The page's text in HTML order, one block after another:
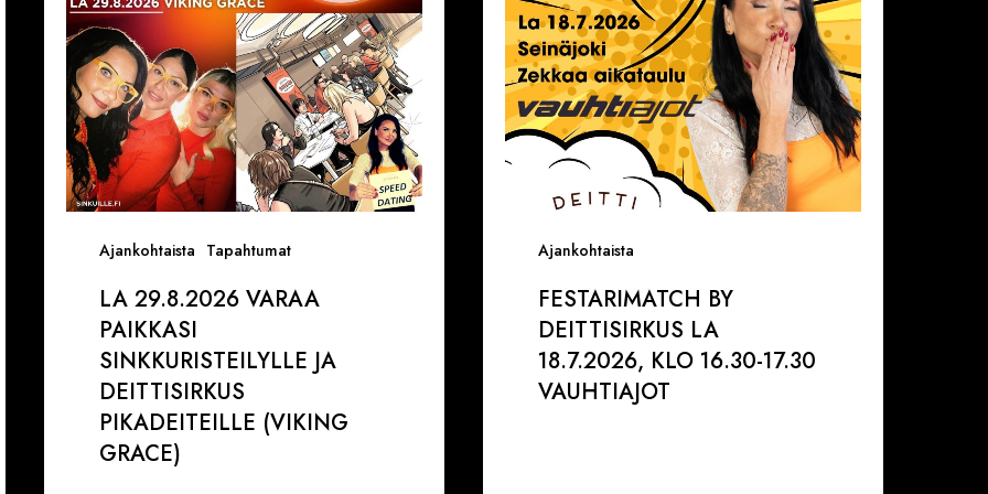
Ajankohtaista Tapahtumat
Deittisirkus
pikadeiteille
(Viking
Grace)
LA 29.8.2026 VARAA
PAIKKASI
SINKKURISTEILYLLE JA
DEITTISIRKUS
PIKADEITEILLE (VIKING
GRACE)
Ajankohtaista
16.30-
17.30
VAUHTIAJOT
FESTARIMATCH BY
DEITTISIRKUS LA
18.7.2026, KLO 16.30-17.30
VAUHTIAJOT